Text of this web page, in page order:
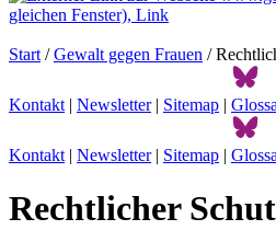
Start /Gewalt gegen Frauen /
Kontakt | Newsletter| Sitemap |
Kontakt | Newsletter| Sitemap |
Rechtlicher